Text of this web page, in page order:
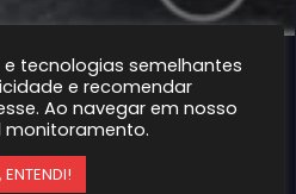
4 anos atrás
[PSP]
décimo terceiro jogo da
e tecnologias semelhantes
e recomendar
Ao navegar em nosso
monitoramento.
ENTENDI!